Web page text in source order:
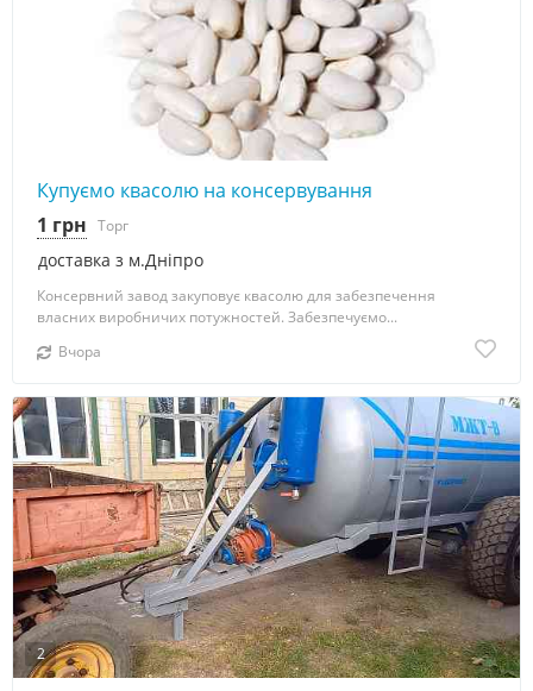
Купуємо квасолю на консервування
доставка з м.Дніпро
1 грн Торг
Консервний завод закуповує квасолю для забезпечення
власних виробничих потужностей. Забезпечуємо...
Вчора
2